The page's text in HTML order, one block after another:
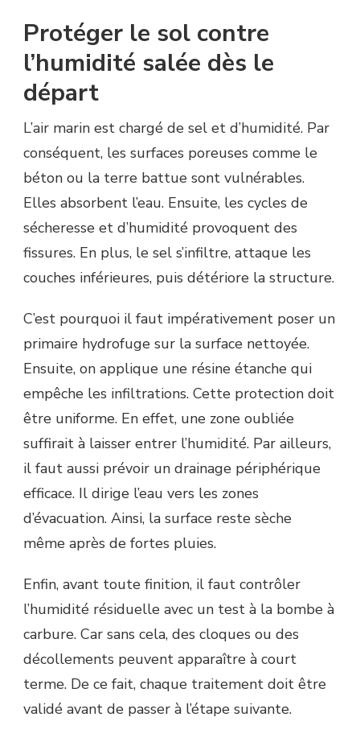
BORD
DE
MER
Protéger le sol contre
l’humidité salée dès le
départ
L’air marin est chargé de sel et d’humidité. Par
conséquent, les surfaces poreuses comme le
béton ou la terre battue sont vulnérables.
Elles absorbent l’eau. Ensuite, les cycles de
sécheresse et d’humidité provoquent des
fissures. En plus, le sel s’infiltre, attaque les
couches inférieures, puis détériore la structure.
C’est pourquoi il faut impérativement poser un
primaire hydrofuge sur la surface nettoyée.
Ensuite, on applique une résine étanche qui
empêche les infiltrations. Cette protection doit
être uniforme. En effet, une zone oubliée
suffirait à laisser entrer l’humidité. Par ailleurs,
il faut aussi prévoir un drainage périphérique
efficace. Il dirige l’eau vers les zones
d’évacuation. Ainsi, la surface reste sèche
même après de fortes pluies.
Enfin, avant toute finition, il faut contrôler
l’humidité résiduelle avec un test à la bombe à
carbure. Car sans cela, des cloques ou des
décollements peuvent apparaître à court
terme. De ce fait, chaque traitement doit être
validé avant de passer à l’étape suivante.